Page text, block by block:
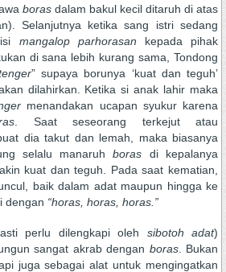
boras dalam bakul kecil ditaruh di atas
Selanjutnya ketika sang istri sedang
mangalop parhorasan kepada pihak
di sana lebih kurang sama, Tondong
” supaya borunya ‘kuat dan teguh’
dilahirkan. Ketika si anak lahir maka
menandakan ucapan syukur karena
. Saat seseorang terkejut atau
dia takut dan lemah, maka biasanya
selalu manaruhboras di kepalanya
kuat dan teguh. Pada saat kematian,
baik dalam adat maupun hingga ke
dengan “horas, horas, horas ”
perlu dilengkapi oleh sibotoh adat)
sangat akrab dengan boras. Bukan
juga sebagai alat untuk mengingatkan